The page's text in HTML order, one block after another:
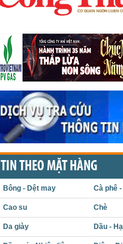
TIN THEO MẶT HÀNG
Bông - Dệt may Cà phê
Cao su Chè
Da giày Dầu -